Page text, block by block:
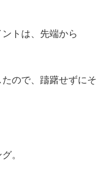
トは、先端から
ので、躊躇せずにそ
。